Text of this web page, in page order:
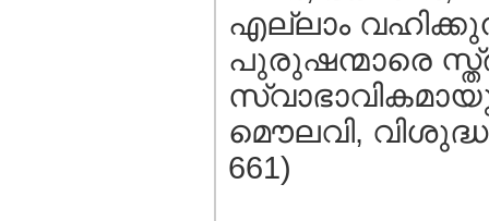
എല്ലാം
പുരുഷന്മാരെ
മൌലവി,
661)